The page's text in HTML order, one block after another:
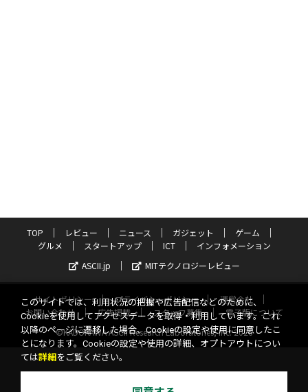
TOP レビュー ニュース ガジェット
ゲーム
グルメ
スタートアップ ICT
インフォメーション
ASCII.jp
MITテクノロジーレビュー
サイトポリシー プライバシーポリシー
運営会社
お問い合わせ
広告掲載 スタッフ募集
電子版について
©KADOKAWA ASCII Research Laboratories, Inc. 2026
このサイトでは、利用状況の把握や広告配信などのために、
Cookieを使用してアクセスデータを取得・利用しています。これ
以降のページに遷移した場合、Cookieの設定や使用に同意したこ
とになります。Cookieの設定や使用の詳細、オプトアウトについ
ては詳細 をご覧ください。